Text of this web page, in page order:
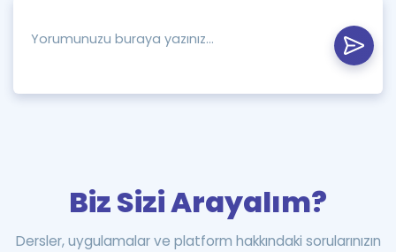
Biz Sizi Arayalım?
Dersler, uygulamalar ve platform hakkındaki sorularınızın